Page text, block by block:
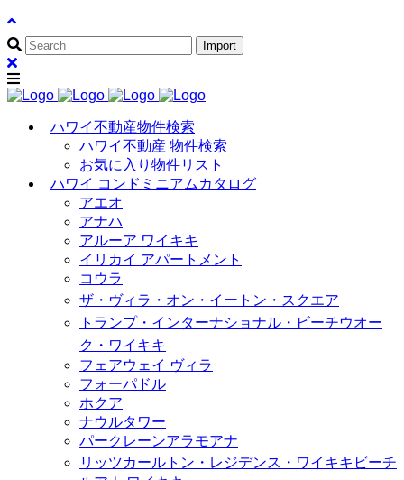
ハワイ不動産物件検索
ハワイ不動産 物件検索
お気に入り物件リスト
ハワイ コンドミニアムカタログ
アエオ
アナハ
アルーア ワイキキ
イリカイ アパートメント
コウラ
ザ・ヴィラ・オン・イートン・スクエア
トランプ・インターナショナル・ビーチウオー
ク・ワイキキ
フェアウェイ ヴィラ
フォーパドル
ホクア
ナウルタワー
パークレーンアラモアナ
リッツカールトン・レジデンス・ワイキキビーチ